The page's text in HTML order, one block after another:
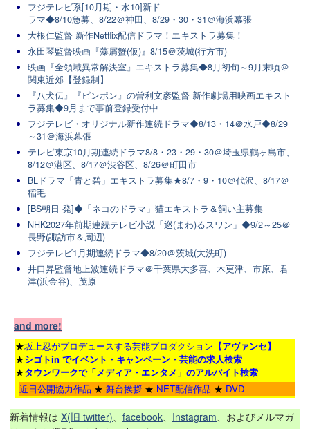
フジテレビ系[10月期・水10]新ド
ラマ◆8/10急募、8/22＠神田、8/29・30・31＠海浜幕張
大根仁監督 新作Netflix配信ドラマ！エキストラ募集！
永田琴監督映画『藻屑蟹(仮)』8/15＠茨城(行方市)
映画『全領域異常解決室』エキストラ募集◆8月初旬～9月末頃＠
関東近郊【登録制】
『八犬伝』『ピンポン』の曽利文彦監督 新作劇場用映画エキスト
ラ募集◆9月まで事前登録受付中
フジテレビ・オリジナル新作連続ドラマ◆8/13・14＠水戸◆8/29
～31＠海浜幕張
テレビ東京10月期連続ドラマ8/8・23・29・30＠埼玉県鶴ヶ島市、
8/12＠港区、8/17＠渋谷区、8/26＠町田市
BLドラマ「青と碧」エキストラ募集★8/7・9・10＠代沢、8/17＠
稲毛
[BS朝日 発]◆「ネコのドラマ」猫エキストラ＆飼い主募集
NHK2027年前期連続テレビ小説「巡(まわ)るスワン」◆9/2～25＠
長野(諏訪市＆周辺)
フジテレビ1月期連続ドラマ◆8/20＠茨城(大洗町)
井口昇監督地上波連続ドラマ＠千葉県大多喜、木更津、市原、君
津(浜金谷)、茂原
and more!
★坂上忍がプロデュースする芸能プロダクション 【アヴァンセ】
★シゴトin でイベント・キャンペーン・芸能の求人検索
★タウンワークで「メディア・エンタメ」のアルバイト検索
近日公開協力作品 ★ 舞台挨拶 ★ NET配信作品 ★ DVD
新着情報は X(旧 twitter)、 facebook、 Instagram、およびメルマガ